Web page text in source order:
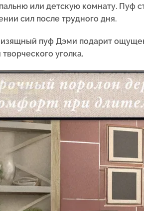
или детскую комнату.
сил после трудного дня.
пуф Дэми подарит
уголка.